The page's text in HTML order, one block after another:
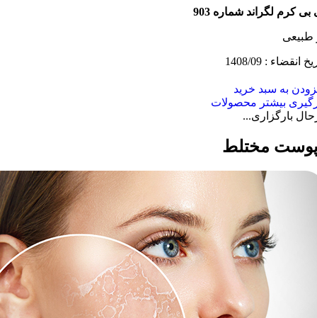
بی کرم لگراند شماره 903
طبیعی
انقضاء : 1408/09
به سبد خرید
بیشتر محصولات
بارگزاری...
مختلط